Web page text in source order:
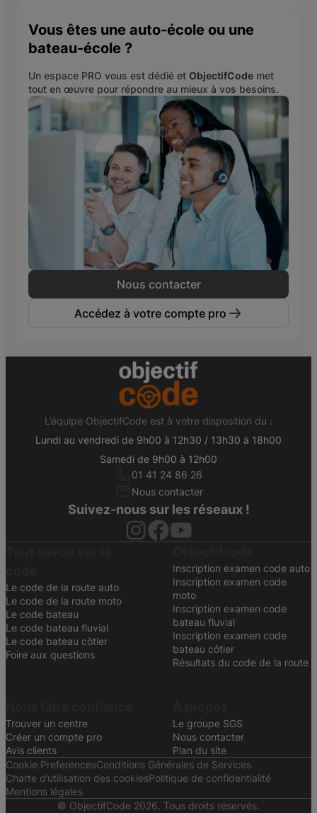
Vous êtes une auto-école ou une
bateau-école ?
Un espace PRO vous est dédié et ObjectifCode met
tout en œuvre pour répondre au mieux à vos besoins.
Nous contacter
Accédez à votre compte pro
L’équipe ObjectifCode est à votre disposition du :
Lundi au vendredi de 9h00 à 12h30 / 13h30 à 18h00
Samedi de 9h00 à 12h00
01 41 24 86 26
Nous contacter
Suivez-nous sur les réseaux !
Le code de la route auto
Le code de la route moto
Le code bateau
Le code bateau fluvial
Le code bateau côtier
Foire aux questions
Inscription examen code auto
Inscription examen code
moto
Inscription examen code
bateau fluvial
Inscription examen code
bateau côtier
Résultats du code de la route
Trouver un centre
Créer un compte pro
Avis clients
Le groupe SGS
Nous contacter
Plan du site
Cookie PreferencesConditions Générales de Services
Charte d’utilisation des cookiesPolitique de confidentialité
Mentions légales
© ObjectifCode 2026. Tous droits réservés.